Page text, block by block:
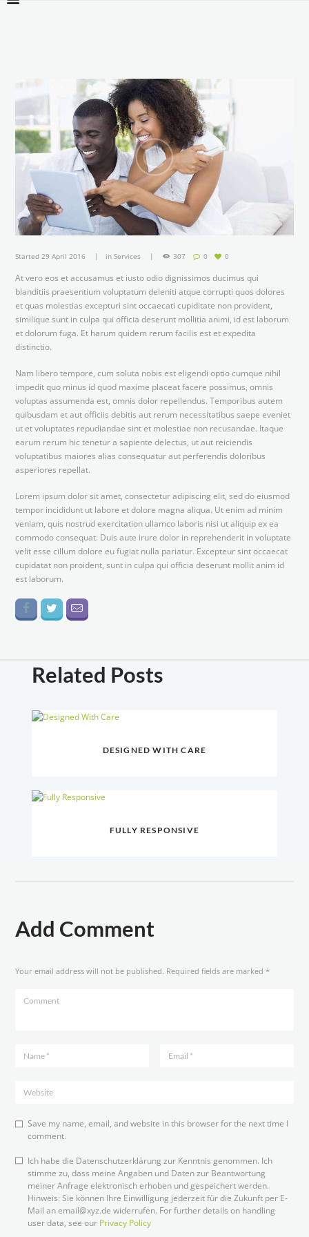
Started29 April 2016 inServices 307 0 0
At vero eos et accusamus et iusto odio dignissimos ducimus qui
blanditiis praesentium voluptatum deleniti atque corrupti quos dolores
et quas molestias excepturi sint occaecati cupiditate non provident,
similique sunt in culpa qui officia deserunt mollitia animi, id est laborum
et dolorum fuga. Et harum quidem rerum facilis est et expedita
distinctio.
Nam libero tempore, cum soluta nobis est eligendi optio cumque nihil
impedit quo minus id quod maxime placeat facere possimus, omnis
voluptas assumenda est, omnis dolor repellendus. Temporibus autem
quibusdam et aut officiis debitis aut rerum necessitatibus saepe eveniet
ut et voluptates repudiandae sint et molestiae non recusandae. Itaque
earum rerum hic tenetur a sapiente delectus, ut aut reiciendis
voluptatibus maiores alias consequatur aut perferendis doloribus
asperiores repellat.
Lorem ipsum dolor sit amet, consectetur adipiscing elit, sed do eiusmod
tempor incididunt ut labore et dolore magna aliqua. Ut enim ad minim
veniam, quis nostrud exercitation ullamco laboris nisi ut aliquip ex ea
commodo consequat. Duis aute irure dolor in reprehenderit in voluptate
velit esse cillum dolore eu fugiat nulla pariatur. Excepteur sint occaecat
cupidatat non proident, sunt in culpa qui officia deserunt mollit anim id
est laborum.
Related Posts
DESIGNED WITH CARE
FULLY RESPONSIVE
Add Comment
Your email address will not be published. Required fields are marked *
Save my name, email, and website in this browser for the next time I
comment.
Ich habe die Datenschutzerklärung zur Kenntnis genommen. Ich
stimme zu, dass meine Angaben und Daten zur Beantwortung
meiner Anfrage elektronisch erhoben und gespeichert werden.
Hinweis: Sie können Ihre Einwilligung jederzeit für die Zukunft per E-
Mail an email@xyz.de widerrufen. For further details on handling
user data, see our Privacy Policy